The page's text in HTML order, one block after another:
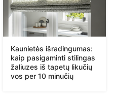
Kaunietės išradingumas:
kaip pasigaminti stilingas
žaliuzes iš tapetų likučių
vos per 10 minučių